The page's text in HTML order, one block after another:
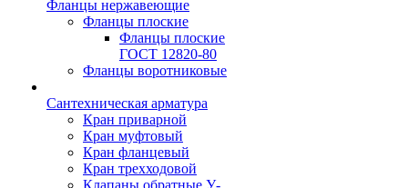
Фланцы нержавеющие
Фланцы плоские
Фланцы плоские
ГОСТ 12820-80
Фланцы воротниковые
Сантехническая арматура
Кран приварной
Кран муфтовый
Кран фланцевый
Кран трехходовой
Клапаны обратные У-